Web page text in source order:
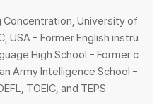
Concentration, University of
USA - Former English instru
High School - Former c
Army Intelligence School -
TOEIC, and TEPS